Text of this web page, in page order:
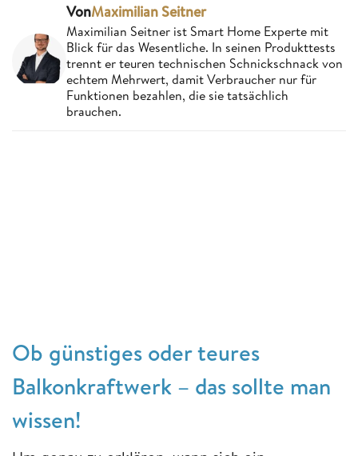
VonMaximilian Seitner
Maximilian Seitner ist Smart Home Experte mit
Blick für das Wesentliche. In seinen Produkttests
trennt er teuren technischen Schnickschnack von
echtem Mehrwert, damit Verbraucher nur für
Funktionen bezahlen, die sie tatsächlich
brauchen.
Ob günstiges oder teures
Balkonkraftwerk – das sollte man
wissen!